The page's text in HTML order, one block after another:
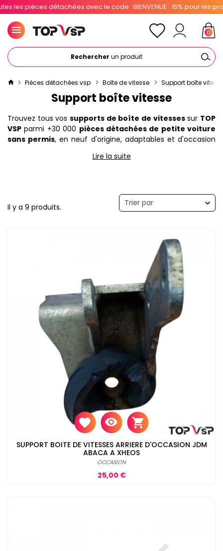
détachées avec le code : BIENVENUE . 15% pour les pros avec le
Rechercher un produit
0
Pièces détachées vsp Boîte de vitesse Support boîte
Support boîte vitesse
Trouvez tous vos supports de boîte de vitessessur TOP
VSP parmi +30 000 pièces détachées de petite voiture
sans permis, en neuf d'origine, adaptables et d'occasion
DROM-TOM et dans le Monde puis bénéficiez en plus de 10
Lire la suite
Il y a 9 produits.
SUPPORT BOITE DE VITESSES ARRIERE D'OCCASION JDM
ABACA A XHEOS
OCCASION
Prix
25,00 €